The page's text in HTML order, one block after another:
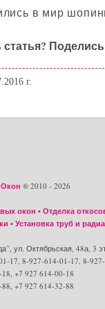
в мир
г.
® 2010 - 2026
окон • Отделка
• Установка труб и
ул. Октябрьская, 48а, 3
17, 8-927-614-01-17, 8-
+7 927 614-00-18
+7 927 614-32-88